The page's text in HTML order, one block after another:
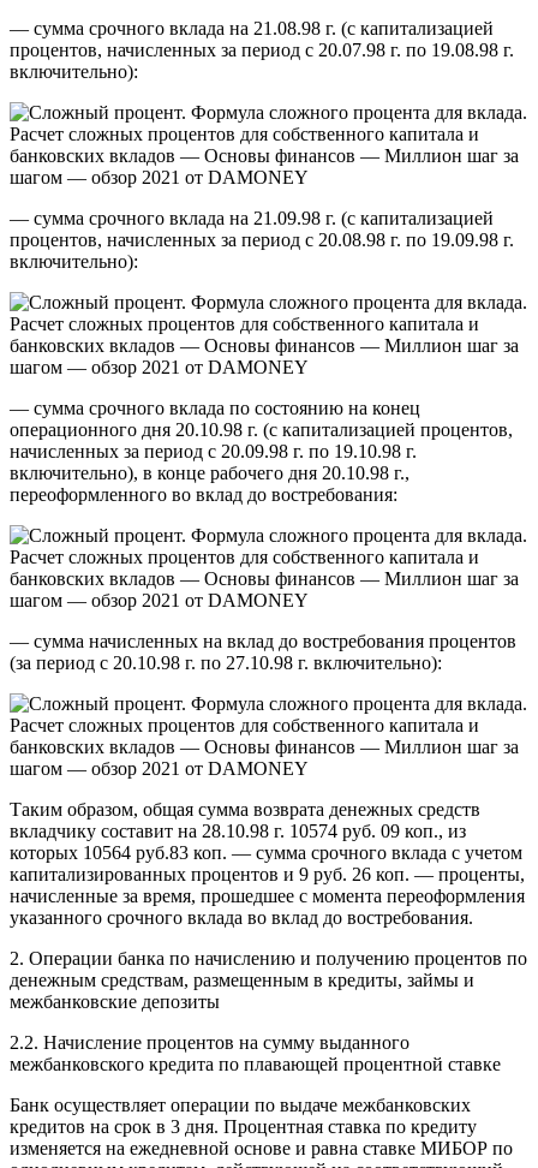
— сумма срочного вклада на 21.08.98 г. (с капитализацией
процентов, начисленных за период c 20.07.98 г. по 19.08.98 г.
включительно):
— сумма срочного вклада на 21.09.98 г. (с капитализацией
процентов, начисленных за период с 20.08.98 г. по 19.09.98 г.
включительно):
— сумма срочного вклада по состоянию на конец
операционного дня 20.10.98 г. (с капитализацией процентов,
начисленных за период с 20.09.98 г. по 19.10.98 г.
включительно), в конце рабочего дня 20.10.98 г.,
переоформленного во вклад до востребования:
— сумма начисленных на вклад до востребования процентов
(за период с 20.10.98 г. по 27.10.98 г. включительно):
Таким образом, общая сумма возврата денежных средств
вкладчику составит на 28.10.98 г. 10574 руб. 09 коп., из
которых 10564 руб.83 коп. — сумма срочного вклада с учетом
капитализированных процентов и 9 руб. 26 коп. — проценты,
начисленные за время, прошедшее с момента переоформления
указанного срочного вклада во вклад до востребования.
2. Операции банка по начислению и получению процентов по
денежным средствам, размещенным в кредиты, займы и
межбанковские депозиты
2.2. Начисление процентов на сумму выданного
межбанковского кредита по плавающей процентной ставке
Банк осуществляет операции по выдаче межбанковских
кредитов на срок в 3 дня. Процентная ставка по кредиту
изменяется на ежедневной основе и равна ставке МИБОР по